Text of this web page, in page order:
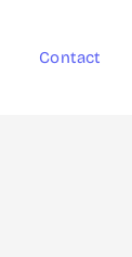
Contact